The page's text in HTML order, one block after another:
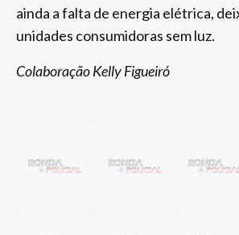
ainda a falta de energia elétrica,
unidades consumidoras sem luz.
Colaboração Kelly Figueiró